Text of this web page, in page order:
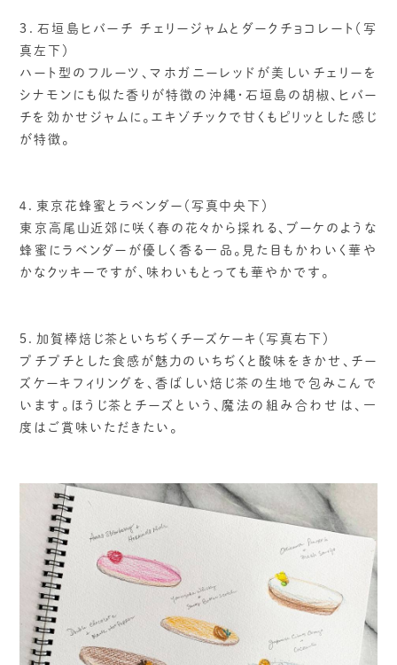
３．石垣島ヒバーチ チェリージャムとダークチョコレート（写
真左下）
ハート型のフルーツ、マホガニーレッドが美しいチェリーを
シナモンにも似た香りが特徴の沖縄・石垣島の胡椒、ヒバー
チを効かせジャムに。エキゾチックで甘くもピリッとした感じ
が特徴。
４．東京花蜂蜜とラベンダー（写真中央下）
東京高尾山近郊に咲く春の花々から採れる、ブーケのような
蜂蜜にラベンダーが優しく香る一品。見た目もかわいく華や
かなクッキーですが、味わいもとっても華やかです。
５．加賀棒焙じ茶といちぢくチーズケーキ（写真右下）
プチプチとした食感が魅力のいちぢくと酸味をきかせ、チー
ズケーキフィリングを、香ばしい焙じ茶の生地で包みこんで
います。ほうじ茶とチーズという、魔法の組み合わせは、一
度はご賞味いただきたい。